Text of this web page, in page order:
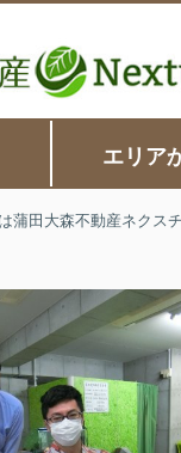
エリア
蒲田大森不動産ネクス